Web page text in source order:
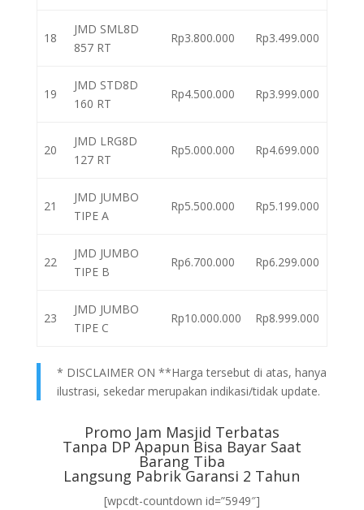
18
JMD SML8D
857 RT
Rp3.800.000 Rp3.499.000
19
JMD STD8D
160 RT
Rp4.500.000 Rp3.999.000
20
JMD LRG8D
127 RT
Rp5.000.000 Rp4.699.000
21
JMD JUMBO
TIPE A
Rp5.500.000 Rp5.199.000
22
JMD JUMBO
TIPE B
Rp6.700.000 Rp6.299.000
23
JMD JUMBO
TIPE C
Rp10.000.000 Rp8.999.000
* DISCLAIMER ON **Harga tersebut di atas, hanya
ilustrasi, sekedar merupakan indikasi/tidak update.
Promo Jam Masjid Terbatas
Tanpa DP Apapun Bisa Bayar Saat
Barang Tiba
Langsung Pabrik Garansi 2 Tahun
[wpcdt-countdown id=”5949″]